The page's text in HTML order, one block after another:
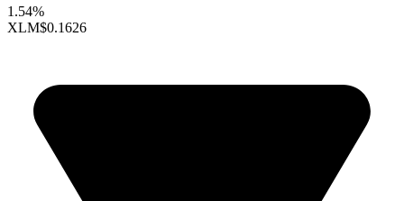
1.54%
XLM$0.1626